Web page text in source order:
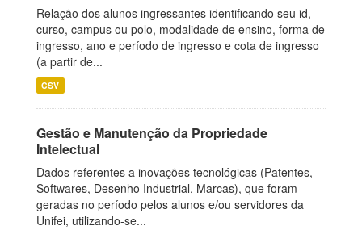
Relação dos alunos ingressantes identificando seu id,
curso, campus ou polo, modalidade de ensino, forma de
ingresso, ano e período de ingresso e cota de ingresso
(a partir de...
CSV
Gestão e Manutenção da Propriedade
Intelectual
Dados referentes a inovações tecnológicas (Patentes,
Softwares, Desenho Industrial, Marcas), que foram
geradas no período pelos alunos e/ou servidores da
Unifei, utilizando-se...